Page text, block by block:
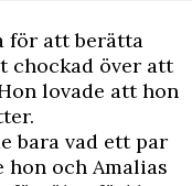
för att berätta
chockad över att
lovade att hon
bara vad ett par
och Amalias